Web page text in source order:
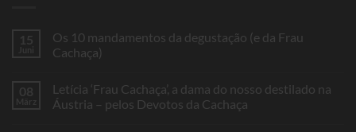
15
Juni
Os 10 mandamentos da degustação (e da Frau
Cachaça)
Os
10
08
März
Letícia ‘Frau Cachaça’, a dama do nosso destilado na
Áustria – pelos Devotos da Cachaça